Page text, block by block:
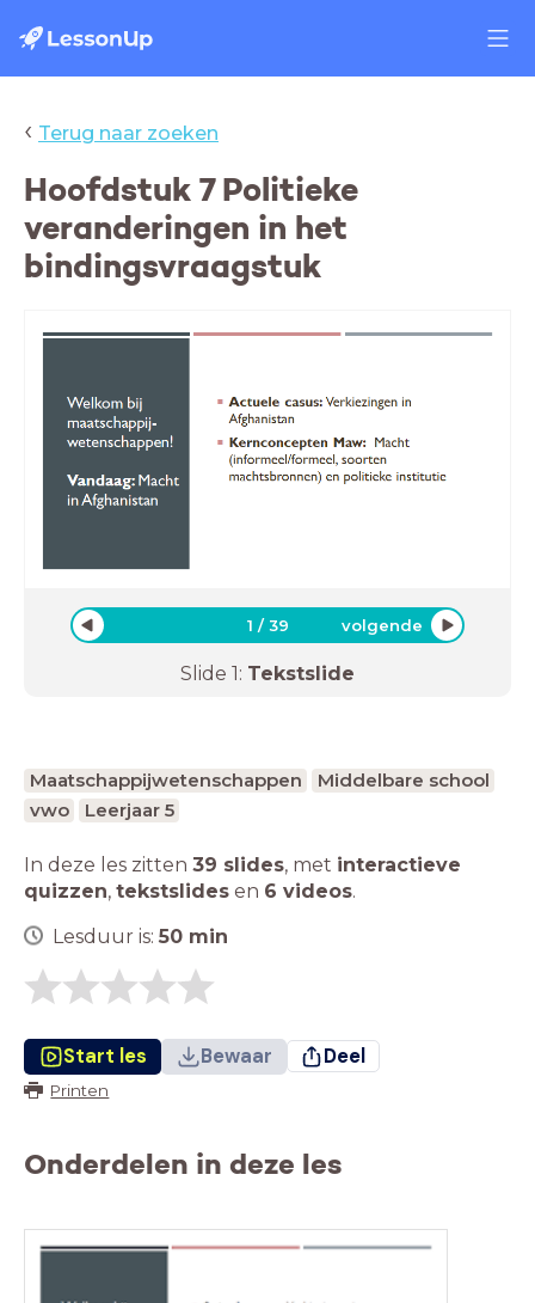
‹ Terug naar zoeken
Hoofdstuk 7 Politieke
veranderingen in het
bindingsvraagstuk
1 /39 volgende
Slide 1: Tekstslide
Maatschappijwetenschappen
Middelbare school
vwo
Leerjaar 5
In deze les zitten 39 slides, met interactieve
quizzen, tekstslides en 6 videos.
Lesduur is: 50 min
Start les Bewaar Deel
Printen
Onderdelen in deze les